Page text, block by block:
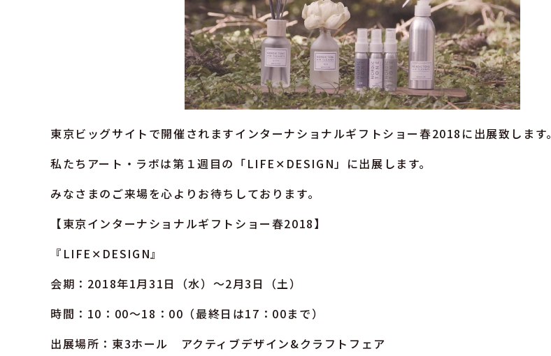
東京ビッグサイトで開催されますインターナショナルギフトショー春2018に出展致します。
私たちアート・ラボは第１週目の「LIFE✕DESIGN」に出展します。
みなさまのご来場を心よりお待ちしております。
【東京インターナショナルギフトショー春2018】
『LIFE✕DESIGN』
会期：2018年1月31日（水）～2月3日（土）
時間：10：00～18：00（最終日は17：00まで）
出展場所：東3ホール アクティブデザイン&クラフトフェア